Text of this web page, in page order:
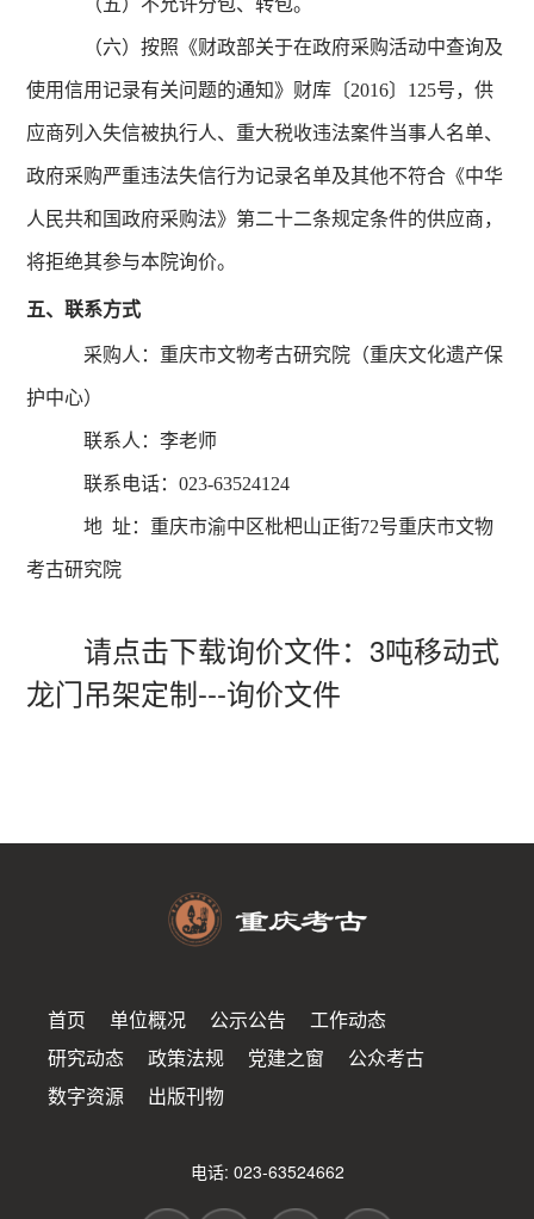
（五）不允许分包、转包。
（六）按照《财政部关于在政府采购活动中查询及
使用信用记录有关问题的通知》财库〔2016〕125号，供
应商列入失信被执行人、重大税收违法案件当事人名单、
政府采购严重违法失信行为记录名单及其他不符合《中华
人民共和国政府采购法》第二十二条规定条件的供应商，
将拒绝其参与本院询价。
五、联系方式
采购人：重庆市文物考古研究院（重庆文化遗产保
护中心）
联系人：李老师
联系电话：023-63524124
地 址：重庆市渝中区枇杷山正街72号重庆市文物
考古研究院
请点击下载询价文件： 3吨移动式
龙门吊架定制---询价文件
首页 单位概况 公示公告
工作动态
研究动态
政策法规 党建之窗
公众考古
数字资源
出版刊物
电话: 023-63524662